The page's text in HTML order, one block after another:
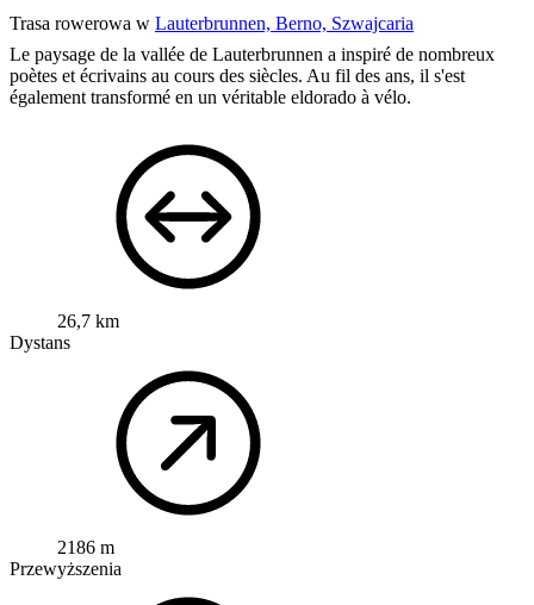
Trasa rowerowa w Lauterbrunnen, Berno, Szwajcaria
Le paysage de la vallée de Lauterbrunnen a inspiré de nombreux
poètes et écrivains au cours des siècles. Au fil des ans, il s'est
également transformé en un véritable eldorado à vélo.
26,7 km
Dystans
2186 m
Przewyższenia